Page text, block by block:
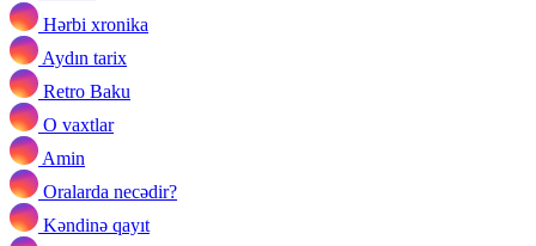
Hərbi xronika
Aydın tarix
Retro Baku
O vaxtlar
Amin
Oralarda necədir?
Kəndinə qayıt